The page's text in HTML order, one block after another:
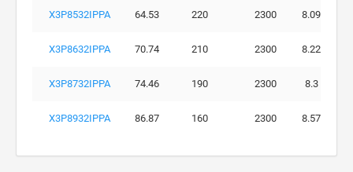
X3P8532IPPA 64.53 220 2300 8.09
X3P8632IPPA 70.74 210 2300 8.22
X3P8732IPPA 74.46 190 2300 8.3
X3P8932IPPA 86.87 160 2300 8.57